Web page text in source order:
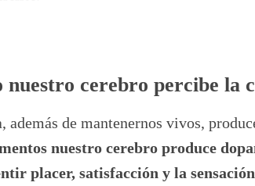
nuestro cerebro percibe la
de mantenernos vivos,
nuestro cerebro produce
placer, satisfacción y la